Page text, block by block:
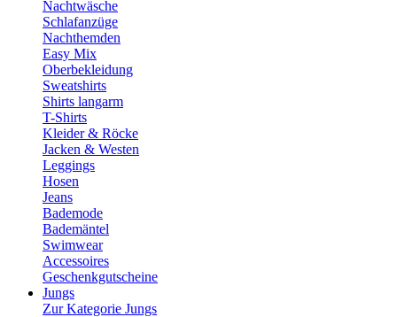
Nachtwäsche
Schlafanzüge
Nachthemden
Easy Mix
Oberbekleidung
Sweatshirts
Shirts langarm
T-Shirts
Kleider & Röcke
Jacken & Westen
Leggings
Hosen
Jeans
Bademode
Bademäntel
Swimwear
Accessoires
Geschenkgutscheine
Jungs
Zur Kategorie Jungs